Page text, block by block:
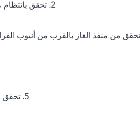
2. تحقق بانتظام من الموصلات وخواتم الختم لنظام الفراغ ، واستبدالها في الوقت المناسب إذا تم العثور على أي مشاكل.
5. تحقق بانتظام من المدفأة والمستشعر ، واستبدالها وإصلاحها في الوقت المناسب إذا تم العثور على أي مشكلة.